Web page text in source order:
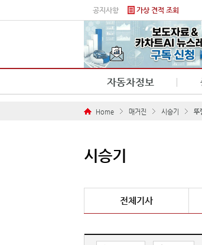
공지사항 가상 견적 조회
자동차정보
Home 매거진 시승기 뚜
시승기
전체기사